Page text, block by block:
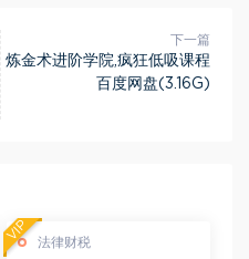
下一篇
炼金术进阶学院,疯狂低吸课程
百度网盘(3.16G)
法律财税
VIP